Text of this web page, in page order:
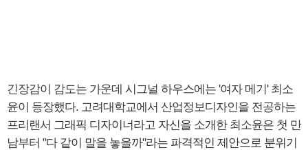
긴장감이 감도는 가운데 시그널 하우스에는 '여자 메기' 최소
윤이 등장했다. 고려대학교에서 산업정보디자인을 전공하는
프리랜서 그래픽 디자이너라고 자신을 소개한 최소윤은 첫 만
남부터 "다 같이 말을 놓을까"라는 파격적인 제안으로 분위기